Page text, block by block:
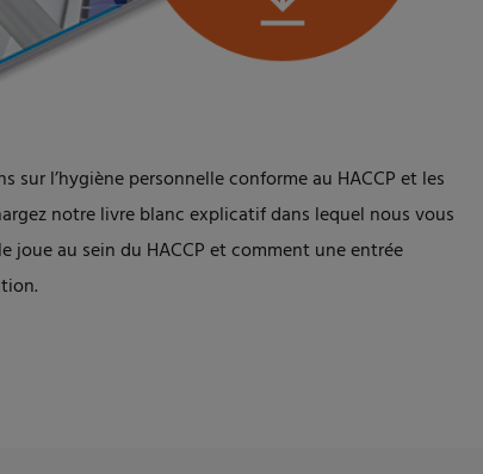
l’hygiène personnelle conforme au HACCP et les
notre livre blanc explicatif dans lequel nous vous
joue au sein du HACCP et comment une entrée